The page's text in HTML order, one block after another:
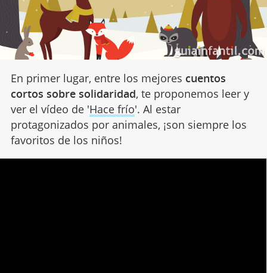
En primer lugar, entre los mejores cuentos
cortos sobre solidaridad, te proponemos leer y
ver el vídeo de 'Hace frío'. Al estar
protagonizados por animales, ¡son siempre los
favoritos de los niños!